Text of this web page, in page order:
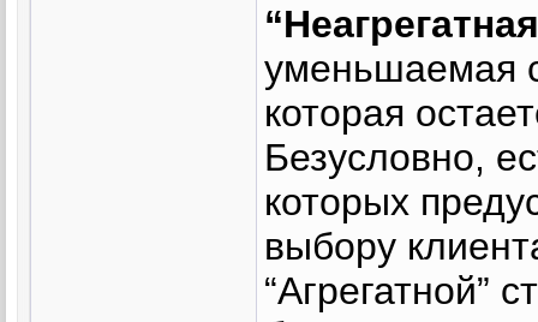
уменьшаемая
которая
Безусловно,
которых
выбору
“Агрегатной”